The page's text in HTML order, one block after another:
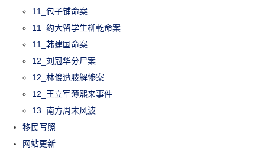
11_包子铺命案
11_约大留学生柳乾命案
11_韩建国命案
12_刘冠华分尸案
12_林俊遭肢解惨案
12_王立军薄熙来事件
13_南方周末风波
移民写照
网站更新